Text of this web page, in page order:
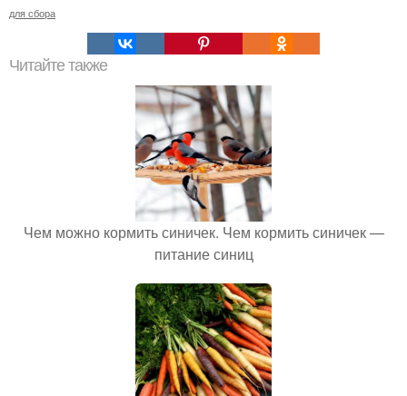
для сбора
Читайте также
Чем можно кормить синичек. Чем кормить синичек —
питание синиц